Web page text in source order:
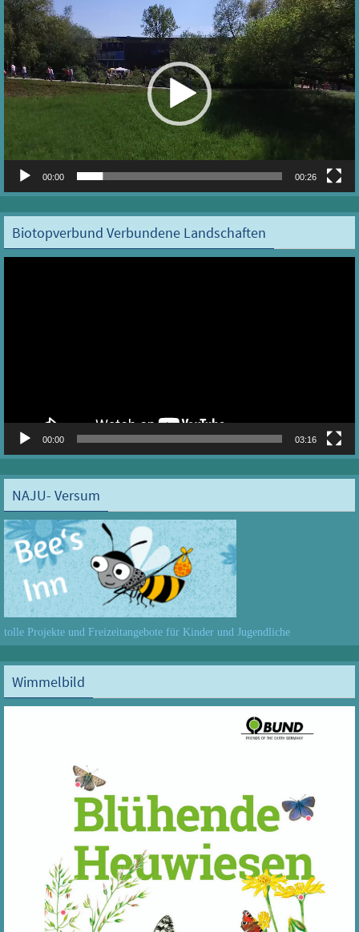
Video-
Player
00:00 00:26
Biotopverbund Verbundene Landschaften
00:00 03:16
NAJU- Versum
tolle Projekte und Freizeitangebote für Kinder und Jugendliche
Wimmelbild